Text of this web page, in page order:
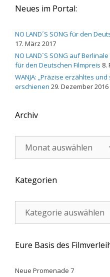
Neues im Portal:
NO LAND´S SONG für den
17. März 2017
NO LAND´S SONG auf
für den Deutschen Filmpreis 8.
WANJA: „Präzise erzähltes
erschienen 29. Dezember 2016
Archiv
Kategorien
Eure Basis des
Neue Promenade 7